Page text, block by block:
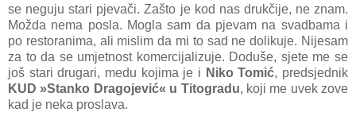
se neguju stari pjevači. Zašto je kod nas drukčije, ne znam.
Možda nema posla. Mogla sam da pjevam na svadbama i
po restoranima, ali mislim da mi to sad ne dolikuje. Nijesam
za to da se umjetnost komercijalizuje. Doduše, sjete me se
još stari drugari, medu kojima je i Niko Tomić, predsjednik
KUD »Stanko Dragojević« u Titogradu, koji me uvek zove
kad je neka proslava.